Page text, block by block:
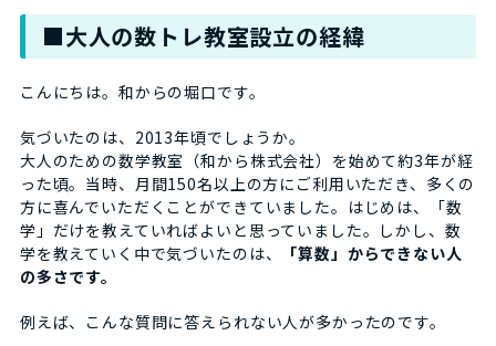
■大人の数トレ教室設立の経緯
こんにちは。和からの堀口です。
気づいたのは、2013年頃でしょうか。
大人のための数学教室（和から株式会社）を始めて約3年が経
った頃。当時、月間150名以上の方にご利用いただき、多くの
方に喜んでいただくことができていました。はじめは、「数
学」だけを教えていればよいと思っていました。しかし、数
学を教えていく中で気づいたのは、
「算数」からできない人
の多さです。
例えば、こんな質問に答えられない人が多かったのです。